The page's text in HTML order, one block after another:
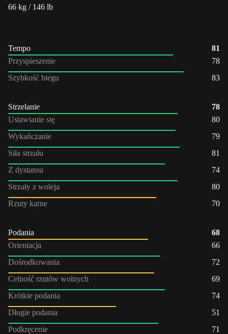
66 kg / 146 lb
Tempo
81
Przyspieszenie
78
Szybkość biegu
83
Strzelanie
78
Ustawianie się
80
Wykańczanie
79
Siła strzału
81
Z dystansu
74
Strzały z woleja
80
Rzuty karne
70
Podania
68
Orientacja
66
Dośrodkowania
72
Celność rzutów wolnych
69
Krótkie podania
74
Długie podania
51
Podkręcenie
71